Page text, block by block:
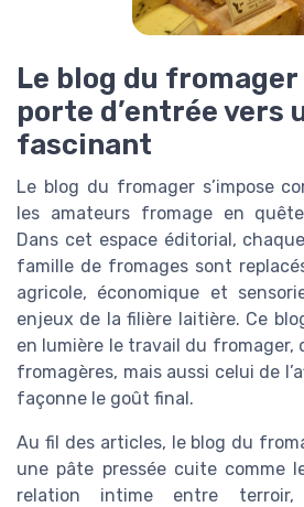
Le blog du fromager
porte d’entrée vers
fascinant
Le blog du fromager s’impose
les amateurs fromage en
Dans cet espace éditorial,
famille de fromages sont
agricole, économique et
enjeux de la filière laitière. Ce
en lumière le travail du fromager,
fromagères, mais aussi celui de
façonne le goût final.
Au fil des articles, le blog du
une pâte pressée cuite comme
relation intime entre